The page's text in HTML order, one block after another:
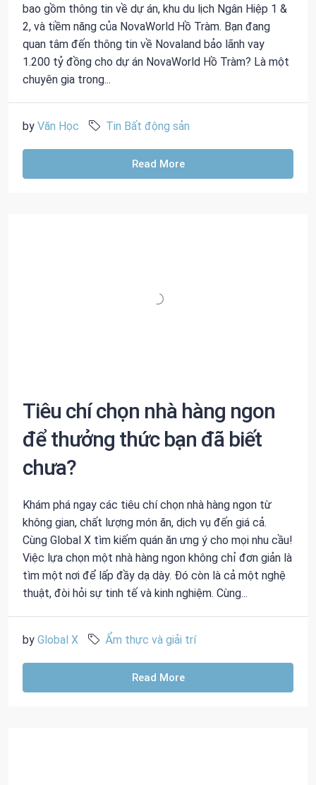
bao gồm thông tin về dự án, khu du lịch Ngân Hiệp 1 &
2, và tiềm năng của NovaWorld Hồ Tràm. Bạn đang
quan tâm đến thông tin về Novaland bảo lãnh vay
1.200 tỷ đồng cho dự án NovaWorld Hồ Tràm? Là một
chuyên gia trong...
by Văn Học Tin Bất động sản
Read More
Tiêu chí chọn nhà hàng ngon
để thưởng thức bạn đã biết
chưa?
Khám phá ngay các tiêu chí chọn nhà hàng ngon từ
không gian, chất lượng món ăn, dịch vụ đến giá cả.
Cùng Global X tìm kiếm quán ăn ưng ý cho mọi nhu cầu!
Việc lựa chọn một nhà hàng ngon không chỉ đơn giản là
tìm một nơi để lấp đầy dạ dày. Đó còn là cả một nghệ
thuật, đòi hỏi sự tinh tế và kinh nghiệm. Cùng...
by Global X Ẩm thực và giải trí
Read More